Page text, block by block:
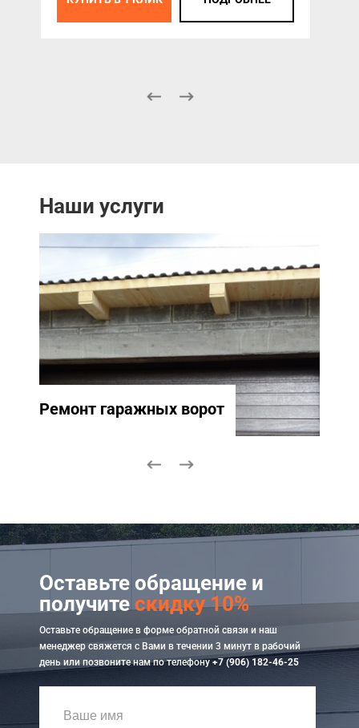
Наши услуги
Ремонт гаражных ворот
Оставьте обращение и
получитескидку 10%
Оставьте обращение в форме обратной связи и наш
менеджер свяжется с Вами в течении 3 минут в рабочий
день или позвоните нам по телефону+7 (906) 182-46-25